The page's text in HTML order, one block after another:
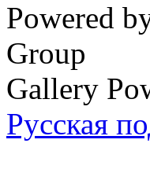
Powered
Group
Gallery
Русская